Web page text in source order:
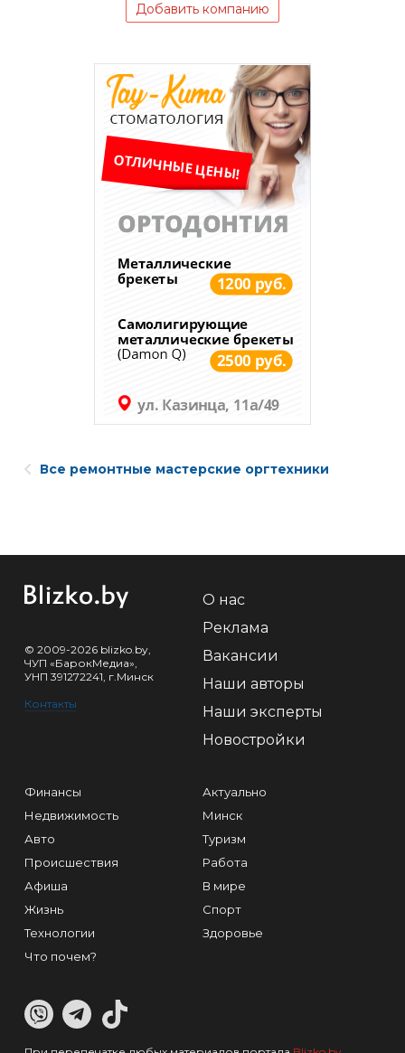
Добавить компанию
Все ремонтные мастерские оргтехники
© 2009-2026 blizko.by,
ЧУП «БарокМедиа»,
УНП 391272241, г.Минск
Контакты
О нас
Реклама
Вакансии
Наши авторы
Наши эксперты
Новостройки
Финансы
Недвижимость
Авто
Происшествия
Афиша
Жизнь
Технологии
Что почем?
Актуально
Минск
Туризм
Работа
В мире
Спорт
Здоровье